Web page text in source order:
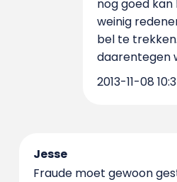
nog goed kan
weinig
bel te
daarentegen
2013-11-08
Jesse
Fraude moet gewoon